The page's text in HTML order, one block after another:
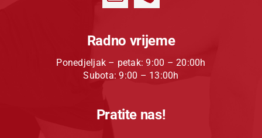
Radno vrijeme
Ponedjeljak – petak: 9:00 – 20:00h
Subota: 9:00 – 13:00h
Pratite nas!